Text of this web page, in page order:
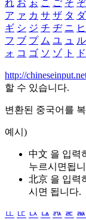
れ お ぉ こ ご そ ぞ
ア ァ カ サ ザ タ ダ
ギ シ ジ チ ヂ ニ ヒ
フ ブ プ ム ユ ュ ル
ォ コ ゴ ソ ゾ ト ド
http://
할 수 있습니다.
변환된 중국어를
예시)
中文 을 입력
누르시면됩
北京 을 입력
시면 됩니다.
ㅥ ㅦ ㅧ ㅨ ㅩ ㅪ ㅫ